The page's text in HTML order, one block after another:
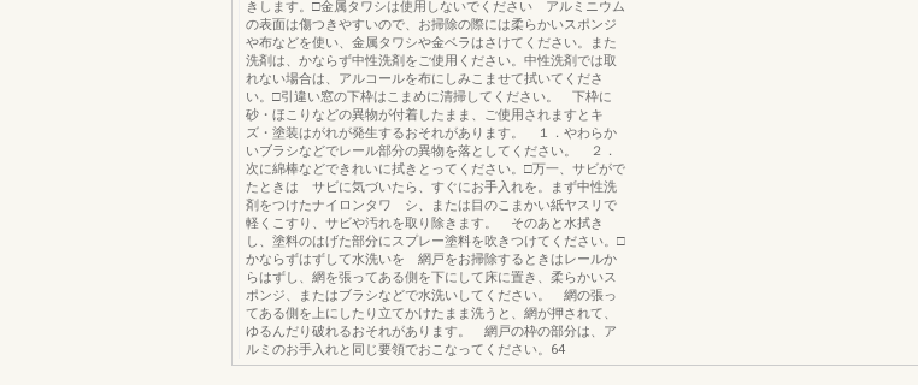
きします。□金属タワシは使用しないでください アルミニウム
の表面は傷つきやすいので、お掃除の際には柔らかいスポンジ
や布などを使い、金属タワシや金ベラはさけてください。また
洗剤は、かならず中性洗剤をご使用ください。中性洗剤では取
れない場合は、アルコールを布にしみこませて拭いてくださ
い。□引違い窓の下枠はこまめに清掃してください。 下枠に
砂・ほこりなどの異物が付着したまま、ご使用されますとキ
ズ・塗装はがれが発生するおそれがあります。 １．やわらか
いブラシなどでレール部分の異物を落としてください。 ２．
次に綿棒などできれいに拭きとってください。□万一、サビがで
たときは サビに気づいたら、すぐにお手入れを。まず中性洗
剤をつけたナイロンタワ シ、または目のこまかい紙ヤスリで
軽くこすり、サビや汚れを取り除きます。 そのあと水拭き
し、塗料のはげた部分にスプレー塗料を吹きつけてください。□
かならずはずして水洗いを 網戸をお掃除するときはレールか
らはずし、網を張ってある側を下にして床に置き、柔らかいス
ポンジ、またはブラシなどで水洗いしてください。 網の張っ
てある側を上にしたり立てかけたまま洗うと、網が押されて、
ゆるんだり破れるおそれがあります。 網戸の枠の部分は、ア
ルミのお手入れと同じ要領でおこなってください。64